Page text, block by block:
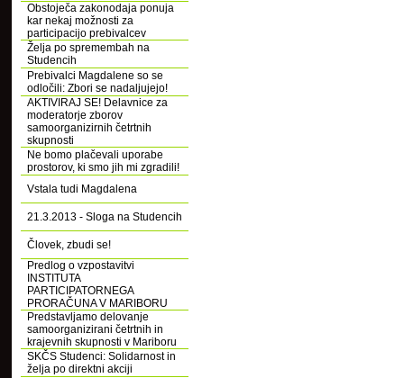
Obstoječa zakonodaja ponuja
kar nekaj možnosti za
participacijo prebivalcev
Želja po spremembah na
Studencih
Prebivalci Magdalene so se
odločili: Zbori se nadaljujejo!
AKTIVIRAJ SE! Delavnice za
moderatorje zborov
samoorganizirnih četrtnih
skupnosti
Ne bomo plačevali uporabe
prostorov, ki smo jih mi zgradili!
Vstala tudi Magdalena
21.3.2013 - Sloga na Studencih
Človek, zbudi se!
Predlog o vzpostavitvi
INSTITUTA
PARTICIPATORNEGA
PRORAČUNA V MARIBORU
Predstavljamo delovanje
samoorganizirani četrtnih in
krajevnih skupnosti v Mariboru
SKČS Studenci: Solidarnost in
želja po direktni akciji